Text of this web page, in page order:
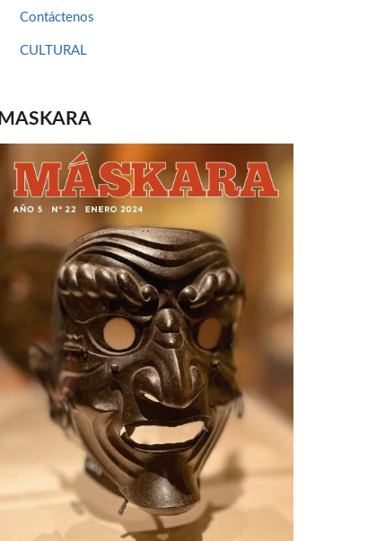
Contáctenos
CULTURAL
MASKARA